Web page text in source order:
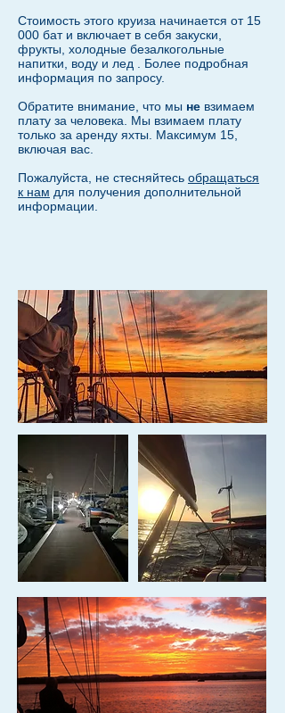
Стоимость этого круиза начинается от 15
000 бат и включает в себя закуски,
фрукты, холодные безалкогольные
напитки, воду и лед
. Более подробная
информация по запросу.
Обратите внимание, что мы не взимаем
плату за человека. Мы взимаем плату
только за аренду яхты.
Максимум 15,
включая вас.
Пожалуйста, не стесняйтесь обращаться
к нам для получения дополнительной
информации.